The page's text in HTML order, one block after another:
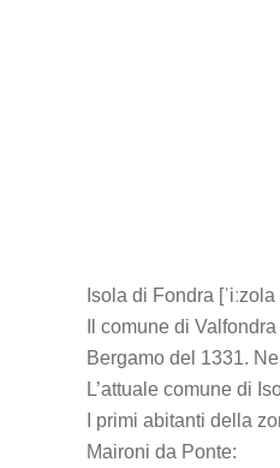
Isola di Fondra
Il comune di
Bergamo del 1331.
L’attuale comune di
I primi abitanti della
Maironi da Ponte: